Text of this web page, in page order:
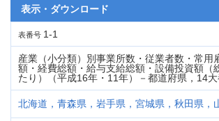
表示・ダウンロード
表番号 1-1
産業（小分類）別事業所数・従業者数・常用
額・経費総額・給与支給総額・設備投資額（
たり）（平成16年・11年）－都道府県，14
北海道，青森県，岩手県，宮城県，秋田県，